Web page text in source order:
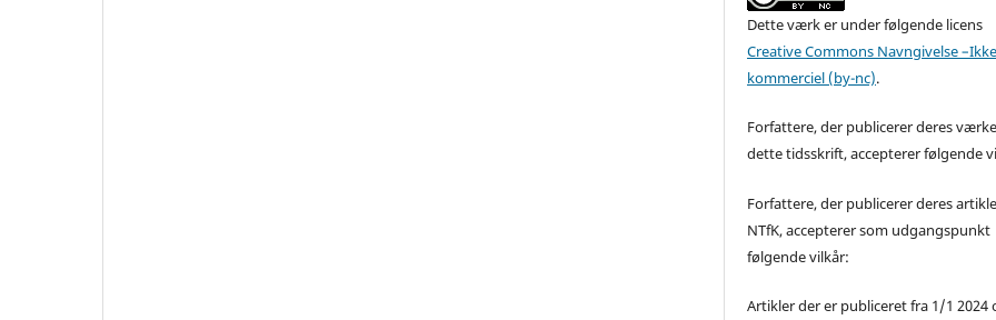
Dette værk er under følgende licens
Creative Commons Navngivelse
kommerciel (by-nc).
Forfattere, der publicerer deres
dette tidsskrift, accepterer følgende
Forfattere, der publicerer deres
NTfK, accepterer som udgangspunkt
følgende vilkår:
Artikler der er publiceret fra 1/1 2024